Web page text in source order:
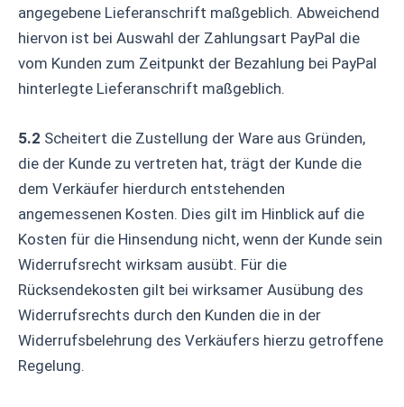
angegebene Lieferanschrift maßgeblich. Abweichend
hiervon ist bei Auswahl der Zahlungsart PayPal die
vom Kunden zum Zeitpunkt der Bezahlung bei PayPal
hinterlegte Lieferanschrift maßgeblich.
5.2 Scheitert die Zustellung der Ware aus Gründen,
die der Kunde zu vertreten hat, trägt der Kunde die
dem Verkäufer hierdurch entstehenden
angemessenen Kosten. Dies gilt im Hinblick auf die
Kosten für die Hinsendung nicht, wenn der Kunde sein
Widerrufsrecht wirksam ausübt. Für die
Rücksendekosten gilt bei wirksamer Ausübung des
Widerrufsrechts durch den Kunden die in der
Widerrufsbelehrung des Verkäufers hierzu getroffene
Regelung.